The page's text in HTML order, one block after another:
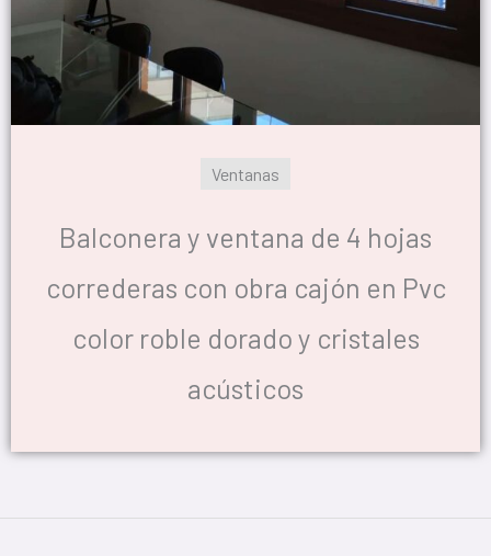
Ventanas
Balconera y ventana de 4 hojas
correderas con obra cajón en Pvc
color roble dorado y cristales
acústicos